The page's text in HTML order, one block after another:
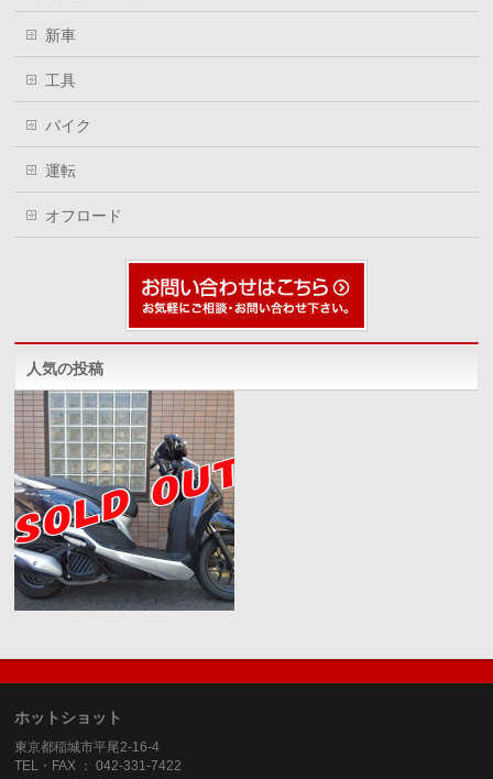
新車
工具
バイク
運転
オフロード
人気の投稿
ホットショット
東京都稲城市平尾2-16-4
TEL・FAX ： 042-331-7422